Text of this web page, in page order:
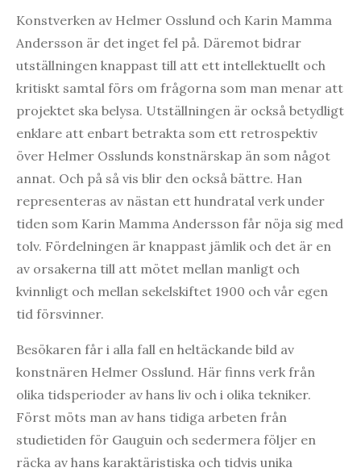
Konstverken av Helmer Osslund och Karin Mamma
Andersson är det inget fel på. Däremot bidrar
utställningen knappast till att ett intellektuellt och
kritiskt samtal förs om frågorna som man menar att
projektet ska belysa. Utställningen är också betydligt
enklare att enbart betrakta som ett retrospektiv
över Helmer Osslunds konstnärskap än som något
annat. Och på så vis blir den också bättre. Han
representeras av nästan ett hundratal verk under
tiden som Karin Mamma Andersson får nöja sig med
tolv. Fördelningen är knappast jämlik och det är en
av orsakerna till att mötet mellan manligt och
kvinnligt och mellan sekelskiftet 1900 och vår egen
tid försvinner.
Besökaren får i alla fall en heltäckande bild av
konstnären Helmer Osslund. Här finns verk från
olika tidsperioder av hans liv och i olika tekniker.
Först möts man av hans tidiga arbeten från
studietiden för Gauguin och sedermera följer en
räcka av hans karaktäristiska och tidvis unika